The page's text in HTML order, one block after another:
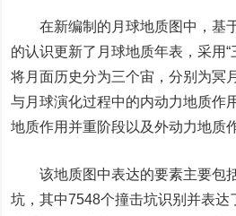
在新编制的月球地质图中，基
的认识更新了月球地质年表，采用“
将月面历史分为三个宙，分别为冥
与月球演化过程中的内动力地质作
地质作用并重阶段以及外动力地质
该地质图中表达的要素主要包
坑，其中7548个撞击坑识别并表达